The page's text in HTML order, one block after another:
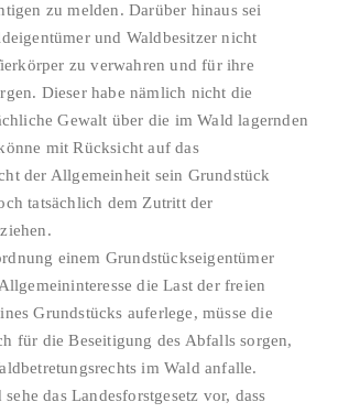
zu melden. Darüber hinaus sei
und Waldbesitzer nicht
zu verwahren und für ihre
Dieser habe nämlich nicht die
Gewalt über die im Wald lagernden
mit Rücksicht auf das
der Allgemeinheit sein Grundstück
tatsächlich dem Zutritt der
einem Grundstückseigentümer
die Last der freien
Grundstücks auferlege, müsse die
für die Beseitigung des Abfalls sorgen,
im Wald anfalle.
das Landesforstgesetz vor, dass